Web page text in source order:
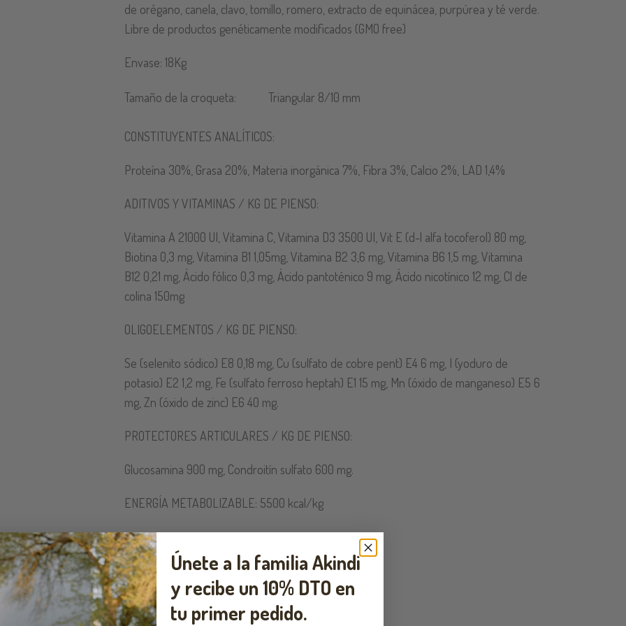
de orégano, canela, clavo, tomillo, romero, extracto de equinácea, purpúrea y té verde.
Libre de productos genéticamente modificados (GMO free)
Envase: 18Kg
Tamaño de la croqueta: Triangular 8/10 mm
CONSTITUYENTES ANALÍTICOS:
Proteína 30%, Grasa 20%, Materia inorgánica 7%, Fibra 3%, Calcio 2%, LAD 1,4%
ADITIVOS Y VITAMINAS / KG DE PIENSO:
Vitamina A 21000 UI, Vitamina C, Vitamina D3 3500 UI, Vit E (d-l alfa tocoferol) 80 mg,
Biotina 0,3 mg, Vitamina B1 1,05mg, Vitamina B2 3,6 mg, Vitamina B6 1,5 mg, Vitamina
B12 0,21 mg, Ácido fólico 0,3 mg, Ácido pantoténico 9 mg, Ácido nicotínico 12 mg, Cl de
colina 150mg
OLIGOELEMENTOS / KG DE PIENSO:
Se (selenito sódico) E8 0,18 mg, Cu (sulfato de cobre pent) E4 6 mg, I (yoduro de
potasio) E2 1,2 mg, Fe (sulfato ferroso heptah) E1 15 mg, Mn (óxido de manganeso) E5 6
mg, Zn (óxido de zinc) E6 40 mg.
PROTECTORES ARTICULARES / KG DE PIENSO:
Glucosamina 900 mg, Condroitín sulfato 600 mg.
ENERGÍA METABOLIZABLE: 5500 kcal/kg
Únete a la familia Akindi
y recibe un10% DTO en
tu primer pedido.